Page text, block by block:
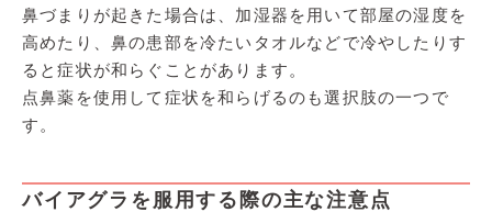
鼻づまりが起きた場合は、加湿器を用いて部屋の湿度を
高めたり、鼻の患部を冷たいタオルなどで冷やしたりす
ると症状が和らぐことがあります。
点鼻薬を使用して症状を和らげるのも選択肢の一つで
す。
バイアグラを服用する際の主な注意点